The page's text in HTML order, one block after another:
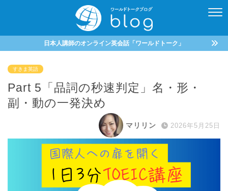
日本人講師のオンライン英会話「ワールドトーク」
すきま英語
Part 5「品詞の秒速判定」名・形・
副・動の一発決め
マリリン 2026年5月25日